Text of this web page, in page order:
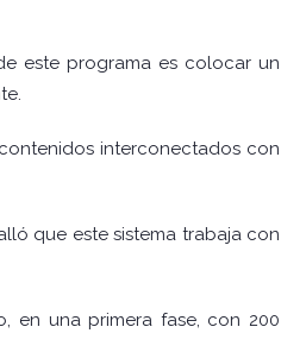
este programa es colocar un
interconectados con
que este sistema trabaja con
en una primera fase, con 200